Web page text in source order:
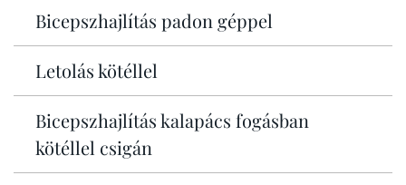
Bicepszhajlítás padon géppel
Letolás kötéllel
Bicepszhajlítás kalapács fogásban
kötéllel csigán